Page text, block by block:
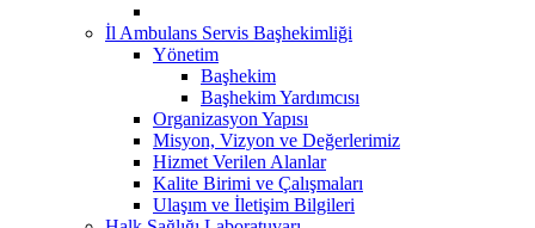
İl Ambulans Servis Başhekimliği
Yönetim
Başhekim
Başhekim Yardımcısı
Organizasyon Yapısı
Misyon, Vizyon ve Değerlerimiz
Hizmet Verilen Alanlar
Kalite Birimi ve Çalışmaları
Ulaşım ve İletişim Bilgileri